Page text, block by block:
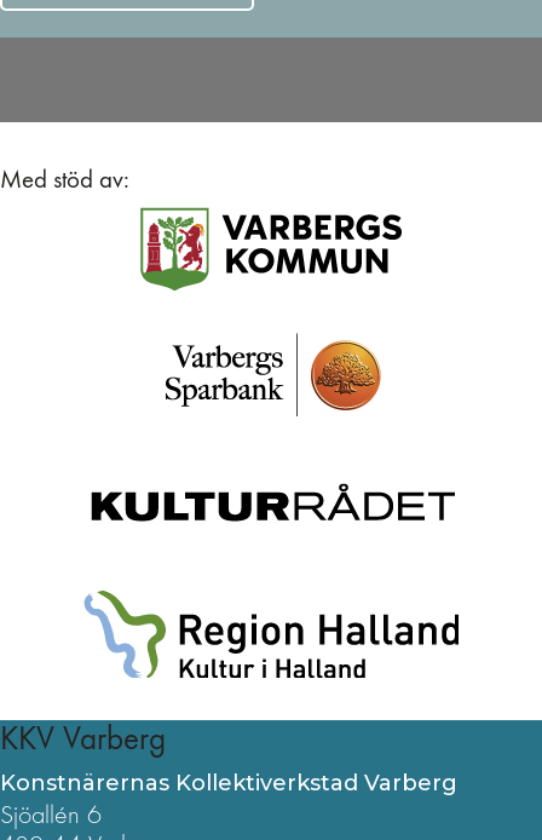
Med stöd av:
KKV Varberg
Konstnärernas Kollektiverkstad Varberg
Sjöallén 6